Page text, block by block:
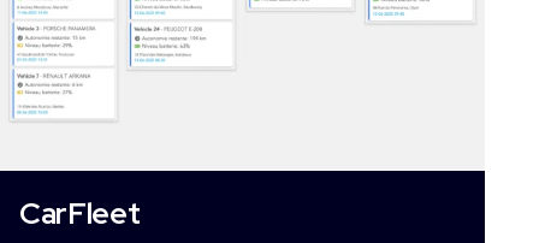
CarFleet